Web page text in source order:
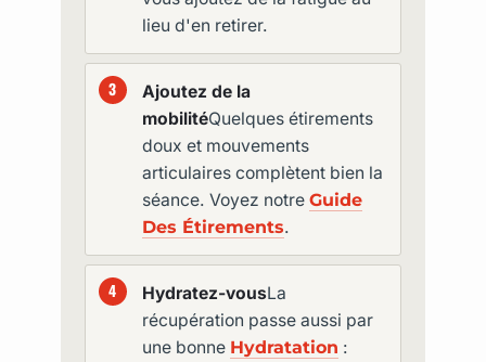
lieu d'en retirer.
Ajoutez de la
mobilitéQuelques étirements
doux et mouvements
articulaires complètent bien la
séance. Voyez notre Guide
Des Étirements.
Hydratez-vousLa
récupération passe aussi par
une bonne Hydratation :